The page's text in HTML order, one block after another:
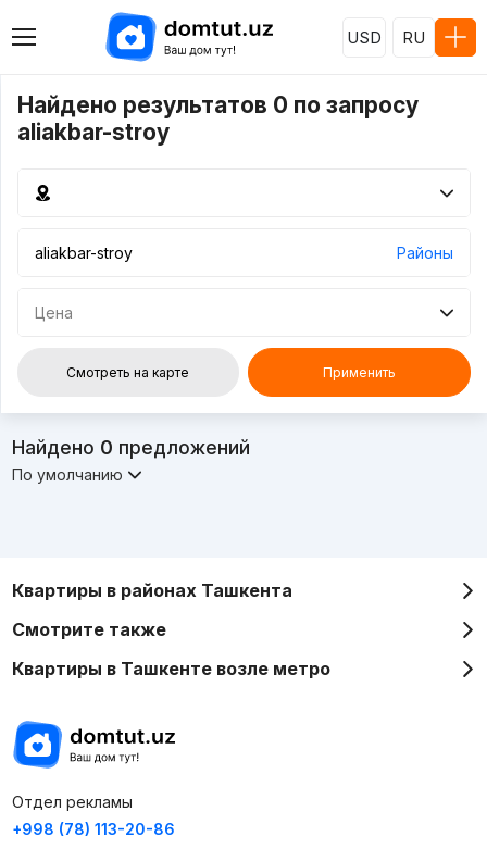
USD RU
Найдено результатов 0 по запросу
aliakbar-stroy
Районы
Цена
Смотреть на карте Применить
Найдено 0 предложений
По умолчанию
Квартиры в районах Ташкента
Смотрите также
Квартиры в Ташкенте возле метро
Отдел рекламы
+998 (78) 113-20-86